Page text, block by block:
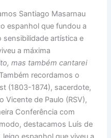
Santiago Masarnau
espanhol que fundou a
sensibilidade artística e
a máxima
mas também cantarei
recordamos o
(1803-1874), sacerdote,
Vicente de Paulo (RSV),
Conferência com
destacamos Luís de